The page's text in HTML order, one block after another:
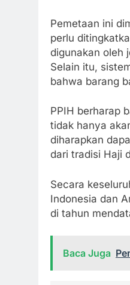
Pemetaan ini
perlu
digunakan oleh
Selain itu,
bahwa barang
PPIH berharap
tidak hanya
diharapkan
dari tradisi Haji
Secara
Indonesia dan
di tahun
Baca Juga